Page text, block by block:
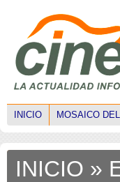
INICIO MOSAICO
INICIO »